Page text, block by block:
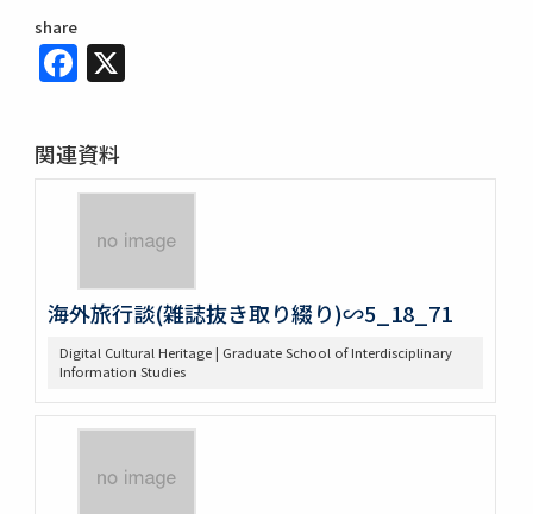
share
Facebook
関連資料
海外旅行談(雑誌抜き取り綴り)∽5_18_71
Digital Cultural Heritage | Graduate School of Interdisciplinary
Information Studies